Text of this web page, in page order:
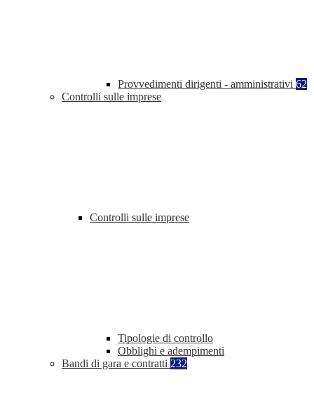
Provvedimenti dirigenti - amministrativi 62
Controlli sulle imprese
Controlli sulle imprese
Tipologie di controllo
Obblighi e adempimenti
Bandi di gara e contratti 232